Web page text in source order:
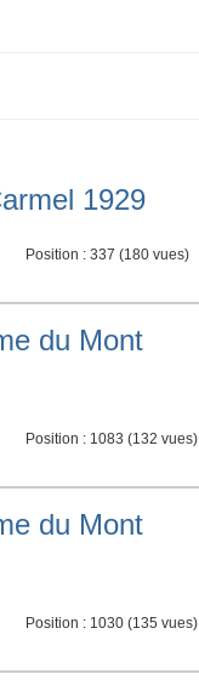
1929
Position : 337 (180 vues)
du Mont
Position : 1083 (132 vues)
du Mont
Position : 1030 (135 vues)